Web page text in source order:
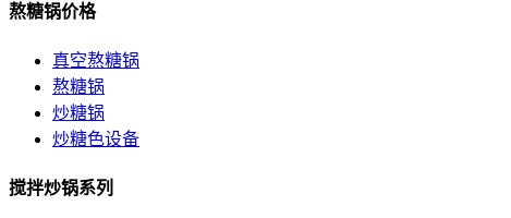
熬糖锅价格
真空熬糖锅
熬糖锅
炒糖锅
炒糖色设备
搅拌炒锅系列